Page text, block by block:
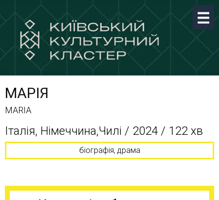
МАРІЯ
MARIA
Італія, Німеччина,Чилі / 2024 / 122 хв
біографія, драма